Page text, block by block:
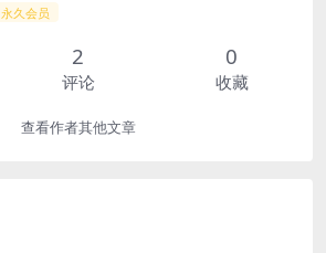
永久会员
2
评论
0
收藏
查看作者其他文章